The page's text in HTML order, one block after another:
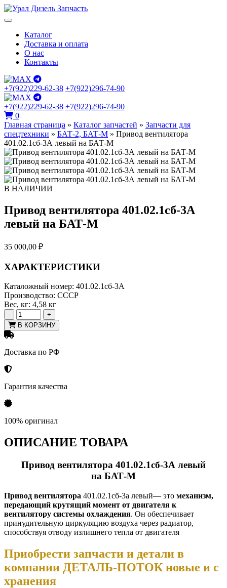
Каталог
Доставка и оплата
О нас
Контакты
+7(922)229-62-38 +7(922)296-74-90
+7(922)229-62-38 +7(922)296-74-90
0
Главная страница » Каталог запчастей » Запчасти для
спецтехники » БАТ-2, БАТ-М » Привод вентилятора
401.02.1сб-3А левый на БАТ-М
В НАЛИЧИИ
Привод вентилятора 401.02.1сб-3А
левый на БАТ-М
35 000,00 ₽
ХАРАКТЕРИСТИКИ
Каталожный номер: 401.02.1сб-3А
Производство: СССР
Вес, кг: 4,58 кг
-
+
В КОРЗИНУ
Доставка по РФ
Гарантия качества
100% оригинал
ОПИСАНИЕ ТОВАРА
Привод вентилятора 401.02.1сб-3А левый
на БАТ-М
Привод вентилятора 401.02.1сб-3а левый— это механизм,
передающий крутящий момент от двигателя к
вентилятору системы охлаждения. Он обеспечивает
принудительную циркуляцию воздуха через радиатор,
способствуя отводу излишнего тепла от двигателя
Приобрести запчасти и детали в
компании ДЕТАЛЬ-ПОТОК новые и с
хранения